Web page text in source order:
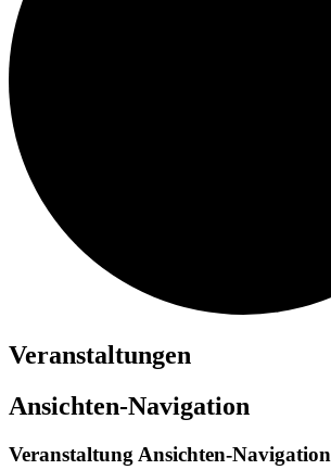
Veranstaltungen
Ansichten-Navigation
Veranstaltung Ansichten-Navigation